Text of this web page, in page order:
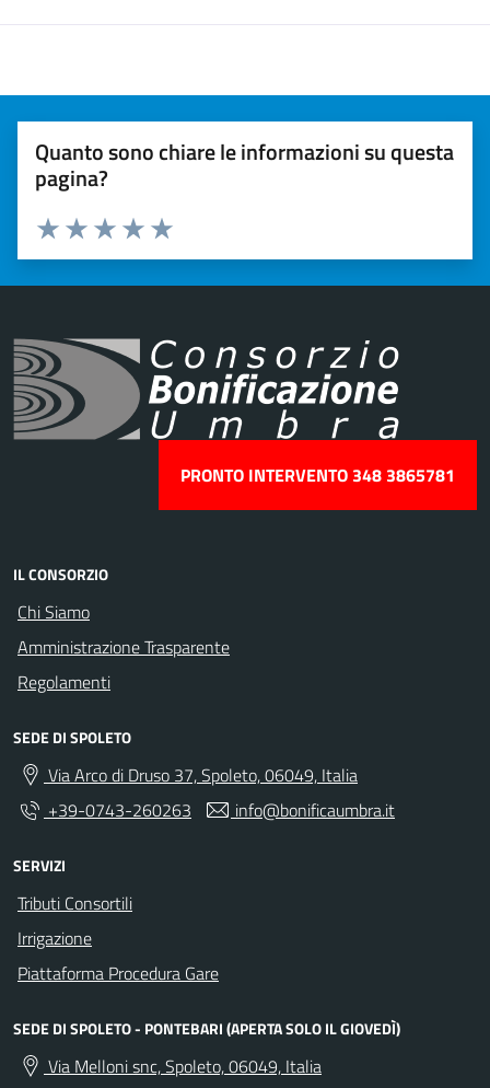
Quanto sono chiare le informazioni su questa
pagina?
Valuta 5 stelle su 5
Valuta 4 stelle su 5
Valuta 3 stelle su 5
Valuta 2 stelle su 5
Valuta 1 stelle su 5
PRONTO INTERVENTO 348 3865781
IL CONSORZIO
Chi Siamo
Amministrazione Trasparente
Regolamenti
SEDE DI SPOLETO
Via Arco di Druso 37, Spoleto, 06049, Italia
+39-0743-260263
info@bonificaumbra.it
SERVIZI
Tributi Consortili
Irrigazione
Piattaforma Procedura Gare
SEDE DI SPOLETO - PONTEBARI (APERTA SOLO IL GIOVEDÌ)
Via Melloni snc, Spoleto, 06049, Italia